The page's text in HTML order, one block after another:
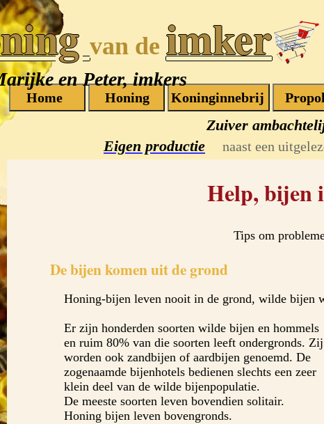
van de imker
en Peter, imkers
Zuiver
Eigen productie
naast een
Help, bijen
Tips om
De bijen komen uit de grond
Honing-bijen leven nooit in de grond, wilde bijen
Er zijn honderden soorten wilde bijen en hommels
en ruim 80% van die soorten leeft ondergronds. Zij
worden ook zandbijen of aardbijen genoemd. De
zogenaamde bijenhotels bedienen slechts een zeer
klein deel van de wilde bijenpopulatie.
De meeste soorten leven bovendien solitair.
Honing bijen leven bovengronds.